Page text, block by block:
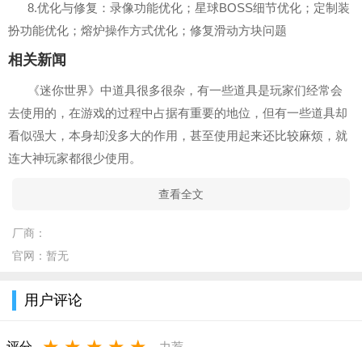
8.优化与修复：录像功能优化；星球BOSS细节优化；定制装
扮功能优化；熔炉操作方式优化；修复滑动方块问题
相关新闻
《迷你世界》中道具很多很杂，有一些道具是玩家们经常会
去使用的，在游戏的过程中占据有重要的地位，但有一些道具却
看似强大，本身却没多大的作用，甚至使用起来还比较麻烦，就
连大神玩家都很少使用。
查看全文
厂商：
官网： 暂无
用户评论